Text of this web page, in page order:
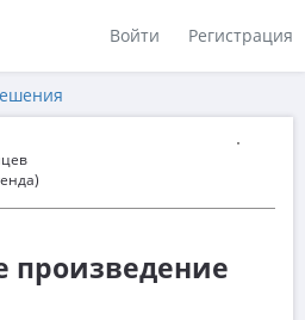
Войти Регистрация
произведение